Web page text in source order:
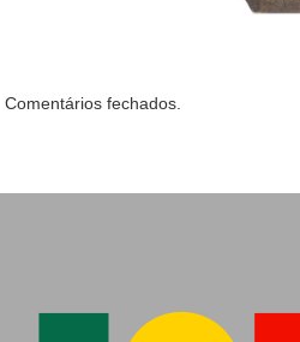
Comentários fechados.